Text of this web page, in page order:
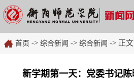
首页 -> 综合新闻 -> 综合新闻 -> 正文
新学期第一天：党委书记